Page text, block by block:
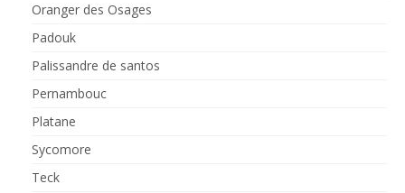
Oranger des Osages
Padouk
Palissandre de santos
Pernambouc
Platane
Sycomore
Teck